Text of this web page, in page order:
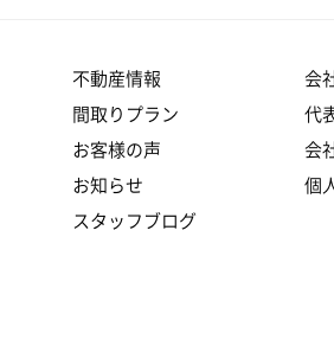
不動産情報
間取りプラン
お客様の声
お知らせ
スタッフブログ
会
代
会
個